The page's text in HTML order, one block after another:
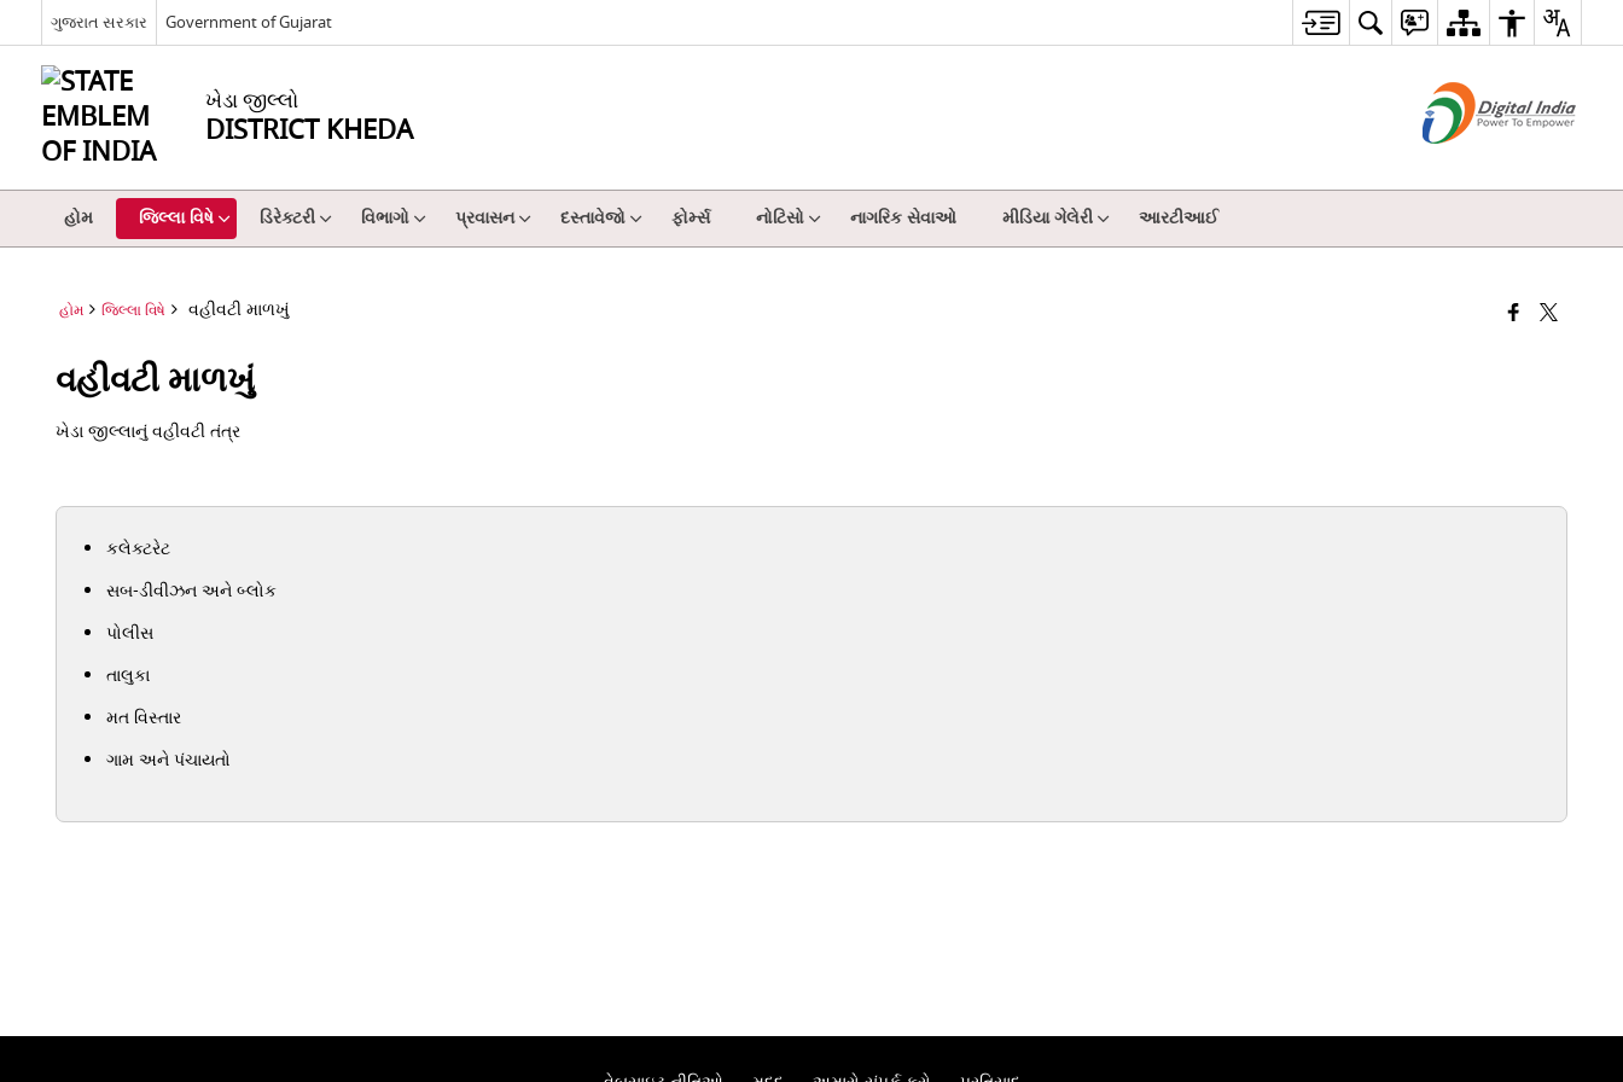
ગુજરાત સરકાર Government of Gujarat
ખેડા જીલ્લો
DISTRICT KHEDA
હોમ જિલ્લા વિષે ડિરેક્ટરી વિભાગો પ્રવાસન દસ્તાવેજો ફોર્મ્સ નોટિસો નાગરિક સેવાઓ મીડિયા ગેલેરી આરટીઆઈ
હોમ જિલ્લા વિષે વહીવટી માળખું
વહીવટી માળખું
ખેડા જીલ્લાનું વહીવટી તંત્ર
કલેક્ટરેટ
સબ-ડીવીઝન અને બ્લોક
પોલીસ
તાલુકા
મત વિસ્તાર
ગામ અને પંચાયતો